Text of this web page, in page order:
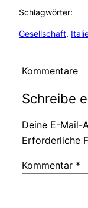
Schlagwörter:
Gesellschaft,
Kommentare
Schreibe
Deine E-Mail-
Erforderliche
Kommentar *